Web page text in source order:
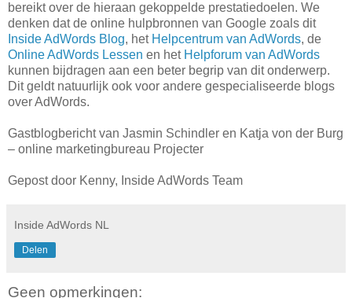
bereikt over de hieraan gekoppelde prestatiedoelen. We
denken dat de online hulpbronnen van Google zoals dit
Inside AdWords Blog, het Helpcentrum van AdWords, de
Online AdWords Lessen en het Helpforum van AdWords
kunnen bijdragen aan een beter begrip van dit onderwerp.
Dit geldt natuurlijk ook voor andere gespecialiseerde blogs
over AdWords.
Gastblogbericht van Jasmin Schindler en Katja von der Burg
– online marketingbureau Projecter
Gepost door Kenny, Inside AdWords Team
Inside AdWords NL
Delen
Geen opmerkingen: